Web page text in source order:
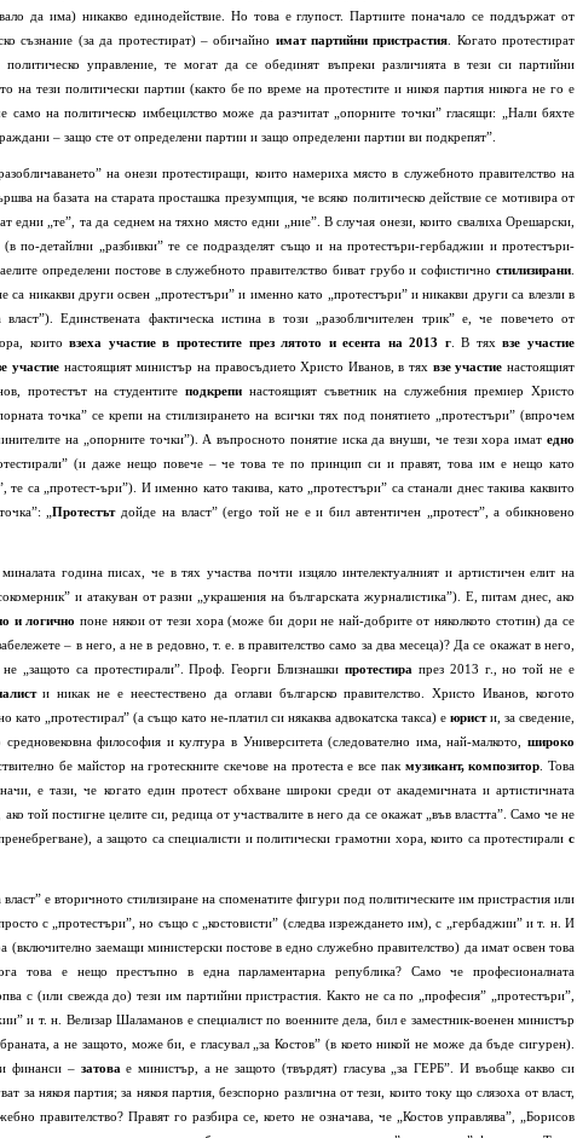
да има) никакво единодействие. Но това е глупост. Партиите поначало се поддържат от
съзнание (за да протестират) – обичайно имат партийни пристрастия . Когато протестират
управление, те могат да се обединят въпреки различията в тези си партийни
на тези политически партии (както бе по време на протестите и никоя партия никога не го е
само на политическо имбецилство може да разчитат „опорните точки” гласящи: „Нали бяхте
– защо сте от определени партии и защо определени партии ви подкрепят”.
на онези протестиращи, които намериха място в служебното правителство на
на базата на старата просташка презумпция, че всяко политическо действие се мотивира от
едни „те”, та да седнем на тяхно място едни „ние”. В случая онези, които свалиха Орешарски,
по-детайлни „разбивки” те се подразделят също и на протестъри-гербаджии и протестъри-
определени постове в служебното правителство биват грубо и софистично стилизирани
са никакви други освен „протестъри” и именно като „протестъри” и никакви други са влезли в
Единствената фактическа истина в този „разобличителен трик” е, че повечето от
коитовзеха участие в протестите през лятото и есента на 2013 г. В тяхвзе участие
участие настоящият министър на правосъдието Христо Иванов, в тях взе участие настоящият
протестът на студентитеподкрепи настоящият съветник на служебния премиер Христо
точка” се крепи на стилизирането на всички тях под понятието „протестъри” (впрочем
на „опорните точки”). А въпросното понятие иска да внуши, че тези хора имат едно
(и даже нещо повече – че това те по принцип си и правят, това им е нещо като
те са „протест-ъри”). И именно като такива, като „протестъри” са станали днес такива каквито
„Протестътдойде на власт” (ergo той не е и бил автентичен „протест”, а обикновено
година писах, че в тях участва почти изцяло интелектуалният и артистичен елит на
и атакуван от разни „украшения на българската журналистика”). Е, питам днес, ако
и логично поне някои от тези хора (може би дори не най-добрите от няколкото стотин) да се
– в него, а не в редовно, т. е. в правителство само за два месеца)? Да се окажат в него,
„защото са протестирали”. Проф. Георги Близнашкипротестира през 2013 г., но той не е
и никак не е неестествено да оглави българско правителство. Христо Иванов, когото
като „протестирал” (а също като не-платил си някаква адвокатска такса) е юристи, за сведение,
философия и култура в Университета (следователно има, най-малкото, широко
бе майстор на гротескните скечове на протеста е все пак музикант, композитор . Това
е тази, че когато един протест обхване широки среди от академичната и артистичната
той постигне целите си, редица от участвалите в него да се окажат „във властта”. Само че не
а защото са специалисти и политически грамотни хора, които са протестирали с
е вторичното стилизиране на споменатите фигури под политическите им пристрастия или
с „протестъри”, но също с „костовисти” (следва изреждането им), с „гербаджии” и т. н. И
заемащи министерски постове в едно служебно правителство) да имат освен това
това е нещо престъпно в една парламентарна република? Само че професионалната
с (или свежда до) тези им партийни пристрастия. Както не са по „професия” „протестъри”,
и т. н. Велизар Шаламанов е специалист по военните дела, бил е заместник-военен министър
а не защото, може би, е гласувал „за Костов” (в което никой не може да бъде сигурен).
финанси – затова е министър, а не защото (твърдят) гласува „за ГЕРБ”. И въобще какво си
за някоя партия; за някоя партия, безспорно различна от тези, които току що слязоха от власт,
правителство? Правят го разбира се, което не означава, че „Костов управлява”, „Борисов